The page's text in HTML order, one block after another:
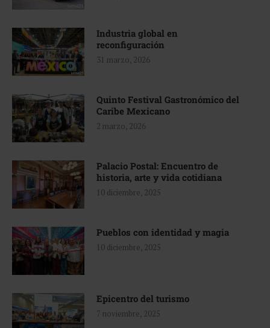
Industria global en
reconfiguración
31 marzo, 2026
Quinto Festival Gastronómico del
Caribe Mexicano
2 marzo, 2026
Palacio Postal: Encuentro de
historia, arte y vida cotidiana
10 diciembre, 2025
Pueblos con identidad y magia
10 diciembre, 2025
Epicentro del turismo
7 noviembre, 2025